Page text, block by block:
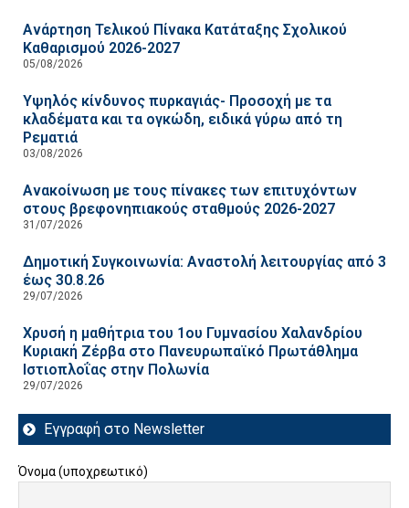
Ανάρτηση Τελικού Πίνακα Κατάταξης Σχολικού
Καθαρισμού 2026-2027
05/08/2026
Υψηλός κίνδυνος πυρκαγιάς- Προσοχή με τα
κλαδέματα και τα ογκώδη, ειδικά γύρω από τη
Ρεματιά
03/08/2026
Ανακοίνωση με τους πίνακες των επιτυχόντων
στους βρεφονηπιακούς σταθμούς 2026-2027
31/07/2026
Δημοτική Συγκοινωνία: Αναστολή λειτουργίας από 3
έως 30.8.26
29/07/2026
Χρυσή η μαθήτρια του 1ου Γυμνασίου Χαλανδρίου
Κυριακή Ζέρβα στο Πανευρωπαϊκό Πρωτάθλημα
Ιστιοπλοΐας στην Πολωνία
29/07/2026
Εγγραφή στο Newsletter
Όνομα (υποχρεωτικό)